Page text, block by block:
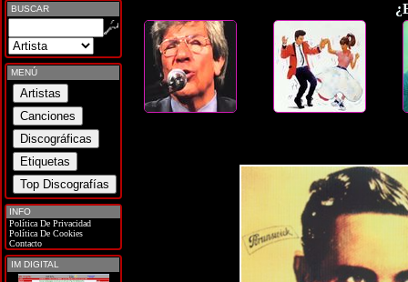
BUSCAR
MENÚ
INFO
Política De Privacidad
Política De Cookies
Contacto
IM DIGITAL